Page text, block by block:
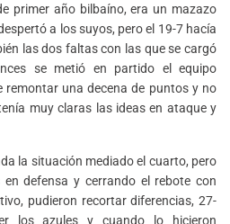
primer año bilbaíno, era un mazazo
a los suyos, pero el 19-7 hacía
las dos faltas con las que se cargó
se metió en partido el equipo
remontar una decena de puntos y no
muy claras las ideas en ataque y
la situación mediado el cuarto, pero
en defensa y cerrando el rebote con
pudieron recortar diferencias, 27-
los azules y cuando lo hicieron